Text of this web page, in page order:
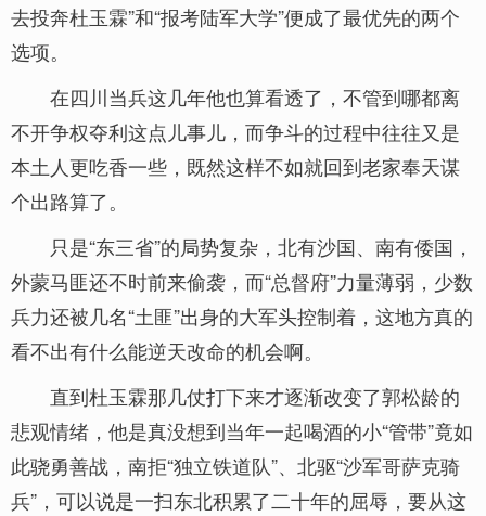
去投奔杜玉霖”和“报考陆军大学”便成了最优先的两个
选项。
在四川当兵这几年他也算看透了，不管到哪都离
不开争权夺利这点儿事儿，而争斗的过程中往往又是
本土人更吃香一些，既然这样不如就回到老家奉天谋
个出路算了。
只是“东三省”的局势复杂，北有沙国、南有倭国，
外蒙马匪还不时前来偷袭，而“总督府”力量薄弱，少数
兵力还被几名“土匪”出身的大军头控制着，这地方真的
看不出有什么能逆天改命的机会啊。
直到杜玉霖那几仗打下来才逐渐改变了郭松龄的
悲观情绪，他是真没想到当年一起喝酒的小“管带”竟如
此骁勇善战，南拒“独立铁道队”、北驱“沙军哥萨克骑
兵”，可以说是一扫东北积累了二十年的屈辱，要从这